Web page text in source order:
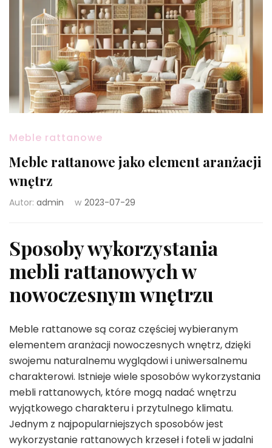
Meble rattanowe
Meble rattanowe jako element aranżacji
wnętrz
Autor: admin w 2023-07-29
Sposoby wykorzystania
mebli rattanowych w
nowoczesnym wnętrzu
Meble rattanowe są coraz częściej wybieranym
elementem aranżacji nowoczesnych wnętrz, dzięki
swojemu naturalnemu wyglądowi i uniwersalnemu
charakterowi. Istnieje wiele sposobów wykorzystania
mebli rattanowych, które mogą nadać wnętrzu
wyjątkowego charakteru i przytulnego klimatu.
Jednym z najpopularniejszych sposobów jest
wykorzystanie rattanowych krzeseł i foteli w jadalni